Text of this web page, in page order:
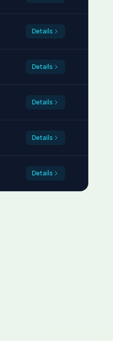
Details
Details
Details
Details
Details